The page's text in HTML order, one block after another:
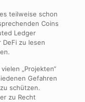
teilweise schon
Coins
Ledger
zu lesen
„Projekten“
Gefahren
schützen.
zu Recht